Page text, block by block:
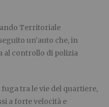
Territoriale
un’auto che, in
al controllo di polizia
tra le vie del quartiere,
a forte velocità e